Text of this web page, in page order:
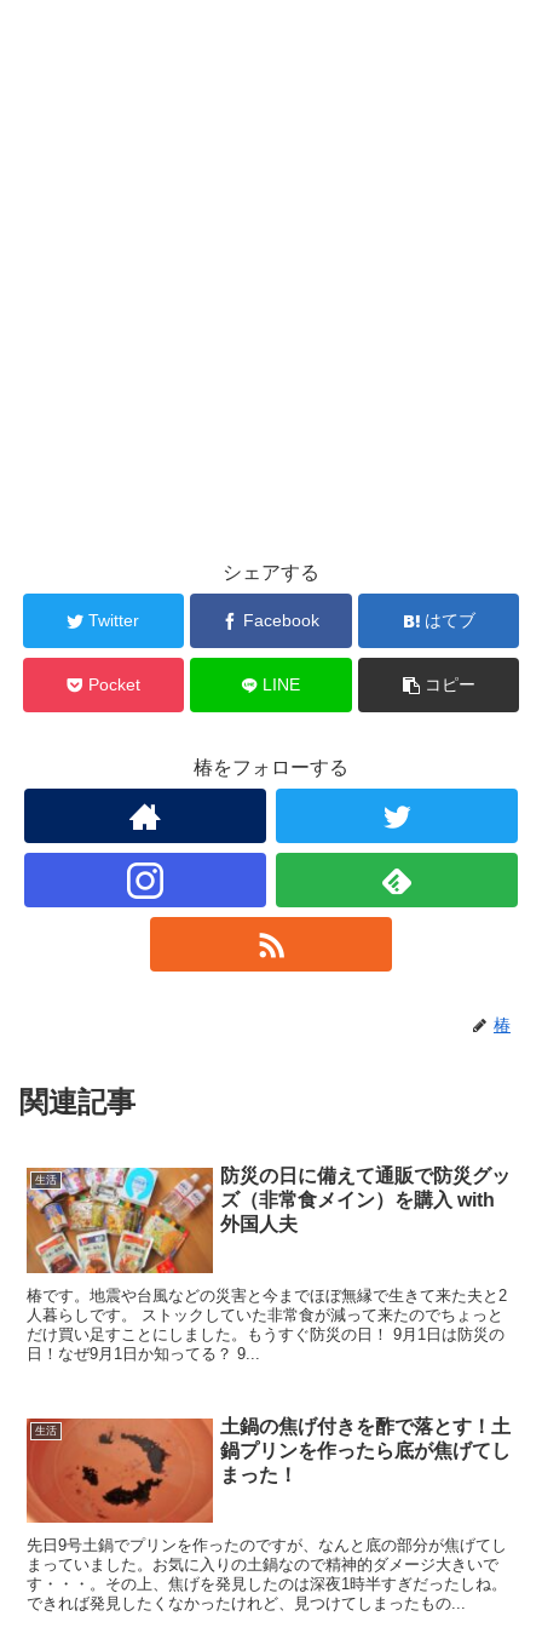
シェアする
Twitter Facebook はてブ
Pocket LINE コピー
椿をフォローする
椿
関連記事
生活
防災の日に備えて通販で防災グッ
ズ（非常食メイン）を購入 with
外国人夫
椿です。地震や台風などの災害と今までほぼ無縁で生きて来た夫と2
人暮らしです。 ストックしていた非常食が減って来たのでちょっと
だけ買い足すことにしました。もうすぐ防災の日！ 9月1日は防災の
日！なぜ9月1日か知ってる？ 9...
生活
土鍋の焦げ付きを酢で落とす！土
鍋プリンを作ったら底が焦げてし
まった！
先日9号土鍋でプリンを作ったのですが、なんと底の部分が焦げてし
まっていました。お気に入りの土鍋なので精神的ダメージ大きいで
す・・・。その上、焦げを発見したのは深夜1時半すぎだったしね。
できれば発見したくなかったけれど、見つけてしまったもの...